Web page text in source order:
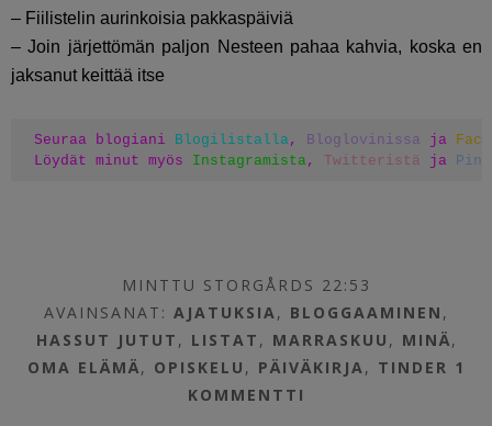
– Fiilistelin aurinkoisia pakkaspäiviä
– Join järjettömän paljon Nesteen pahaa kahvia, koska en
jaksanut keittää itse
Seuraa blogiani Blogilistalla, Bloglovinissa ja
Löydät minut myös Instagramista, Twitteristä ja
MINTTU STORGÅRDS 22:53
AVAINSANAT:AJATUKSIA, BLOGGAAMINEN ,
HASSUT JUTUT , LISTAT , MARRASKUU , MINÄ,
OMA ELÄMÄ, OPISKELU , PÄIVÄKIRJA, TINDER 1
KOMMENTTI